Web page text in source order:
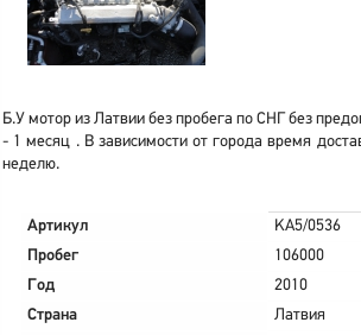
Б.У мотор из Латвии без пробега по СНГ без
- 1 месяц . В зависимости от города время
неделю.
Артикул
KA5/0536
Пробег
106000
Год
2010
Страна
Латвия